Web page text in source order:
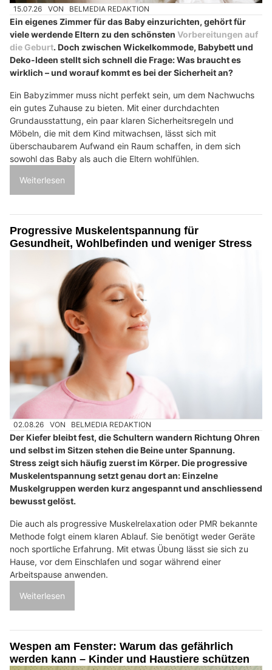
15.07.26 VON BELMEDIA REDAKTION
Ein eigenes Zimmer für das Baby einzurichten, gehört für
viele werdende Eltern zu den schönsten Vorbereitungen auf
die Geburt. Doch zwischen Wickelkommode, Babybett und
Deko-Ideen stellt sich schnell die Frage: Was braucht es
wirklich – und worauf kommt es bei der Sicherheit an?
Ein Babyzimmer muss nicht perfekt sein, um dem Nachwuchs
ein gutes Zuhause zu bieten. Mit einer durchdachten
Grundausstattung, ein paar klaren Sicherheitsregeln und
Möbeln, die mit dem Kind mitwachsen, lässt sich mit
überschaubarem Aufwand ein Raum schaffen, in dem sich
sowohl das Baby als auch die Eltern wohlfühlen.
Weiterlesen
Progressive Muskelentspannung für
Gesundheit, Wohlbefinden und weniger Stress
02.08.26 VON BELMEDIA REDAKTION
Der Kiefer bleibt fest, die Schultern wandern Richtung Ohren
und selbst im Sitzen stehen die Beine unter Spannung.
Stress zeigt sich häufig zuerst im Körper. Die progressive
Muskelentspannung setzt genau dort an: Einzelne
Muskelgruppen werden kurz angespannt und anschliessend
bewusst gelöst.
Die auch als progressive Muskelrelaxation oder PMR bekannte
Methode folgt einem klaren Ablauf. Sie benötigt weder Geräte
noch sportliche Erfahrung. Mit etwas Übung lässt sie sich zu
Hause, vor dem Einschlafen und sogar während einer
Arbeitspause anwenden.
Weiterlesen
Wespen am Fenster: Warum das gefährlich
werden kann – Kinder und Haustiere schützen